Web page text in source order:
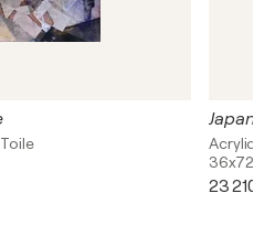
36x72in
23 210